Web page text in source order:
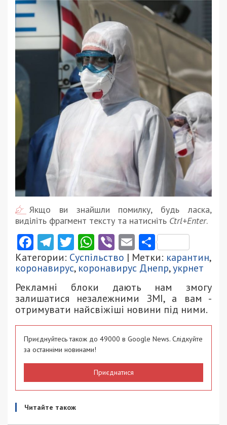
Якщо ви знайшли помилку, будь ласка,
виділіть фрагмент тексту та натисніть Ctrl+Enter.
Facebook
Telegram
Twitter
WhatsApp
ViberEmail
Категории: Суспільство | Метки: карантин,
коронавирус, коронавирус Днепр,укрнет
Рекламні блоки дають нам змогу
залишатися незалежними ЗМІ, а вам -
отримувати найсвіжіші новини під ними.
Приєднуйтесь також до 49000 в Google News. Слідкуйте
за останніми новинами!
Приєднатися
Читайте також